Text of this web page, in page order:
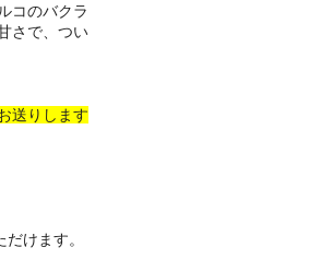
コのバクラ
さで、つい
送りします
けます。